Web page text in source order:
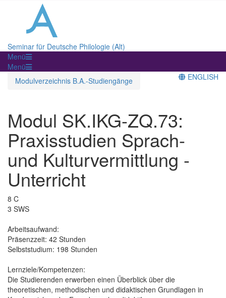
Seminar für Deutsche Philologie (Alt)
Menü
Menü
Modulverzeichnis B.A.-Studiengänge
ENGLISH
Modul SK.IKG-ZQ.73:
Praxisstudien Sprach-
und Kulturvermittlung -
Unterricht
8 C
3 SWS
Arbeitsaufwand:
Präsenzzeit: 42 Stunden
Selbststudium: 198 Stunden
Lernziele/Kompetenzen:
Die Studierenden erwerben einen Überblick über die
theoretischen, methodischen und didaktischen Grundlagen in